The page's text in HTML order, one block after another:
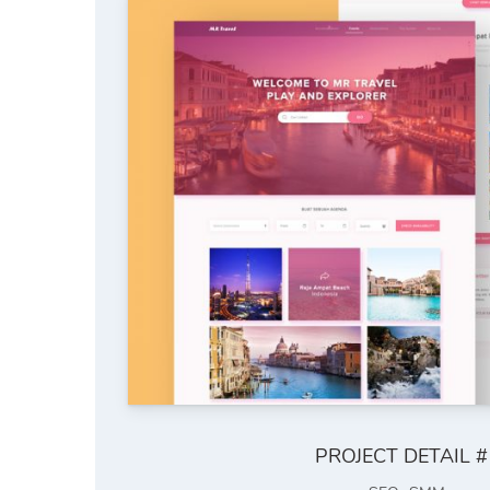
PROJECT DETAIL